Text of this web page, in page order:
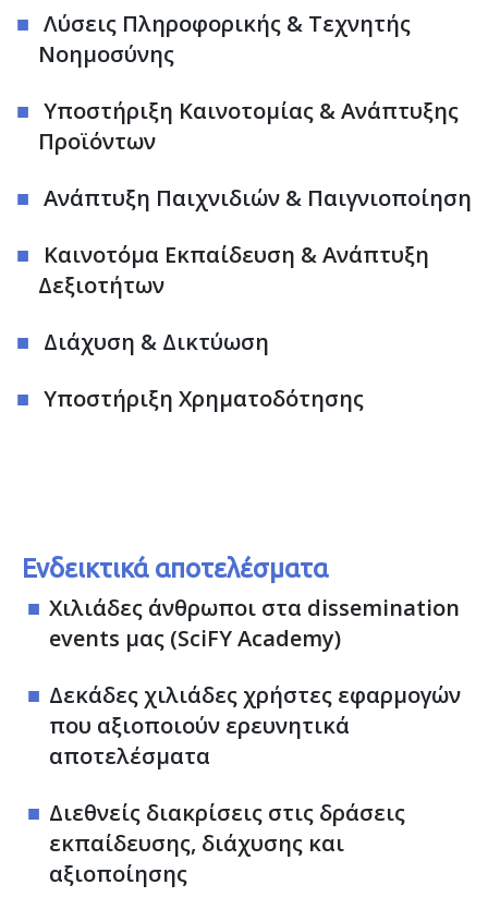
Λύσεις Πληροφορικής & Τεχνητής
Νοημοσύνης
Υποστήριξη Καινοτομίας & Ανάπτυξης
Προϊόντων
Ανάπτυξη Παιχνιδιών & Παιγνιοποίηση
Καινοτόμα Εκπαίδευση & Ανάπτυξη
Δεξιοτήτων
Διάχυση & Δικτύωση
Υποστήριξη Χρηματοδότησης
Ενδεικτικά αποτελέσματα
Χιλιάδες άνθρωποι στα dissemination
events μας (SciFY Academy)
Δεκάδες χιλιάδες χρήστες εφαρμογών
που αξιοποιούν ερευνητικά
αποτελέσματα
Διεθνείς διακρίσεις στις δράσεις
εκπαίδευσης, διάχυσης και
αξιοποίησης